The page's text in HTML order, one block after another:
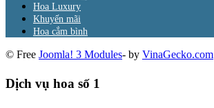
Hoa Luxury
Khuyến mãi
Hoa cắm bình
© Free Joomla! 3 Modules- by VinaGecko.com
Dịch vụ hoa số 1